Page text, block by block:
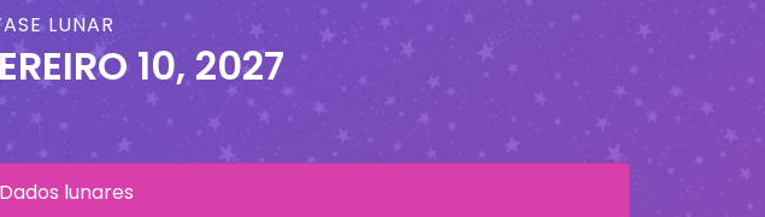
LUNAR
10, 2027
Dados lunares